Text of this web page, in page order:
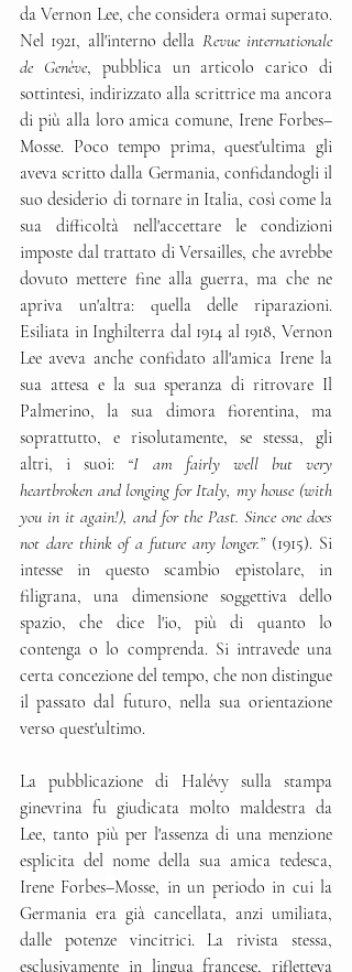
da Vernon Lee, che considera ormai superato.
Nel 1921, all'interno della Revue internationale
de Genève, pubblica un articolo carico di
sottintesi, indirizzato alla scrittrice ma ancora
di più alla loro amica comune, Irene Forbes–
Mosse. Poco tempo prima, quest'ultima gli
aveva scritto dalla Germania, confidandogli il
suo desiderio di tornare in Italia, così come la
sua difficoltà nell'accettare le condizioni
imposte dal trattato di Versailles, che avrebbe
dovuto mettere fine alla guerra, ma che ne
apriva un'altra: quella delle riparazioni.
Esiliata in Inghilterra dal 1914 al 1918, Vernon
Lee aveva anche confidato all'amica Irene la
sua attesa e la sua speranza di ritrovare Il
Palmerino, la sua dimora fiorentina, ma
soprattutto, e risolutamente, se stessa, gli
altri, i suoi: “I am fairly well but very
heartbroken and longing for Italy, my house (with
you in it again!), and for the Past. Since one does
not dare think of a future any longer.” (1915). Si
intesse in questo scambio epistolare, in
filigrana, una dimensione soggettiva dello
spazio, che dice l'io, più di quanto lo
contenga o lo comprenda. Si intravede una
certa concezione del tempo, che non distingue
il passato dal futuro, nella sua orientazione
verso quest'ultimo.
La pubblicazione di Halévy sulla stampa
ginevrina fu giudicata molto maldestra da
Lee, tanto più per l'assenza di una menzione
esplicita del nome della sua amica tedesca,
Irene Forbes–Mosse, in un periodo in cui la
Germania era già cancellata, anzi umiliata,
dalle potenze vincitrici. La rivista stessa,
esclusivamente in lingua francese, rifletteva